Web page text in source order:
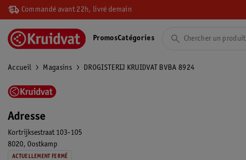
Commandé avant 22h, livré demain
PromosCatégories
Accueil Magasins DROGISTERIJ KRUIDVAT BVBA 8924
Adresse
Kortrijksestraat 103-105
8020 Oostkamp
ACTUELLEMENT FERMÉ